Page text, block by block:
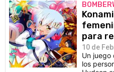
para
10 de
Un juego
los